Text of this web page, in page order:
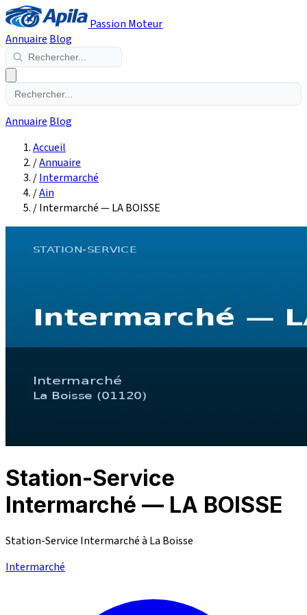
Passion Moteur
Annuaire Blog
Annuaire Blog
Accueil
/Annuaire
/Intermarché
/Ain
/Intermarché — LA BOISSE
Station-Service
Intermarché — LA BOISSE
Station-Service Intermarché à La Boisse
Intermarché